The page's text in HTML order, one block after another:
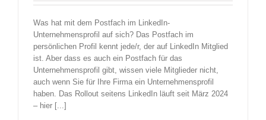
Was hat mit dem Postfach im LinkedIn-
Unternehmensprofil auf sich? Das Postfach im
persönlichen Profil kennt jede/r, der auf LinkedIn Mitglied
ist. Aber dass es auch ein Postfach für das
Unternehmensprofil gibt, wissen viele Mitglieder nicht,
auch wenn Sie für Ihre Firma ein Unternehmensprofil
haben. Das Rollout seitens LinkedIn läuft seit März 2024
– hier [...]